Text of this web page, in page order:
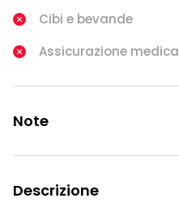
Cibi e bevande
Assicurazione medica
Note
Descrizione